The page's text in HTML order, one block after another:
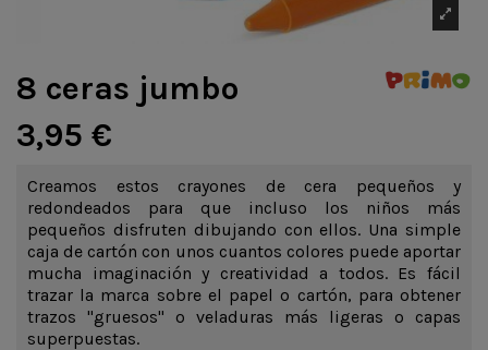
8 ceras jumbo
3,95 €
Creamos estos crayones de cera pequeños y
redondeados para que incluso los niños más
pequeños disfruten dibujando con ellos. Una simple
caja de cartón con unos cuantos colores puede aportar
mucha imaginación y creatividad a todos. Es fácil
trazar la marca sobre el papel o cartón, para obtener
trazos "gruesos" o veladuras más ligeras o capas
superpuestas.